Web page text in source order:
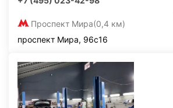
Проспект Мира(0,4 км)
проспект Мира, 96с16